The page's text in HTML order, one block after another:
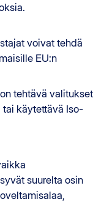
voivat tehdä
EU:n
tehtävä valitukset
käytettävä Iso-
suurelta osin